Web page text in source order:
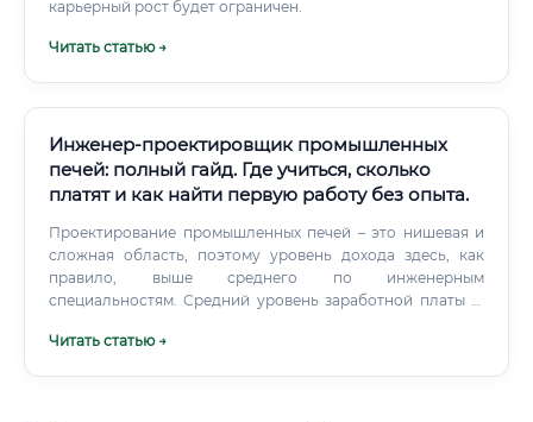
карьерный рост будет ограничен.
Читать статью →
Инженер-проектировщик промышленных
печей: полный гайд. Где учиться, сколько
платят и как найти первую работу без опыта.
Проектирование промышленных печей – это нишевая и
сложная область, поэтому уровень дохода здесь, как
правило, выше среднего по инженерным
специальностям. Средний уровень заработной платы (в
высокие зарплаты предлагают в следующих секторах:
Читать статью →